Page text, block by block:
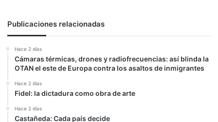
Mundial
Publicaciones relacionadas
Hace 2 días
Cámaras térmicas, drones y radiofrecuencias: así blinda la
OTAN el este de Europa contra los asaltos de inmigrantes
Hace 2 días
Fidel: la dictadura como obra de arte
Hace 2 días
Castañeda: Cada país decide